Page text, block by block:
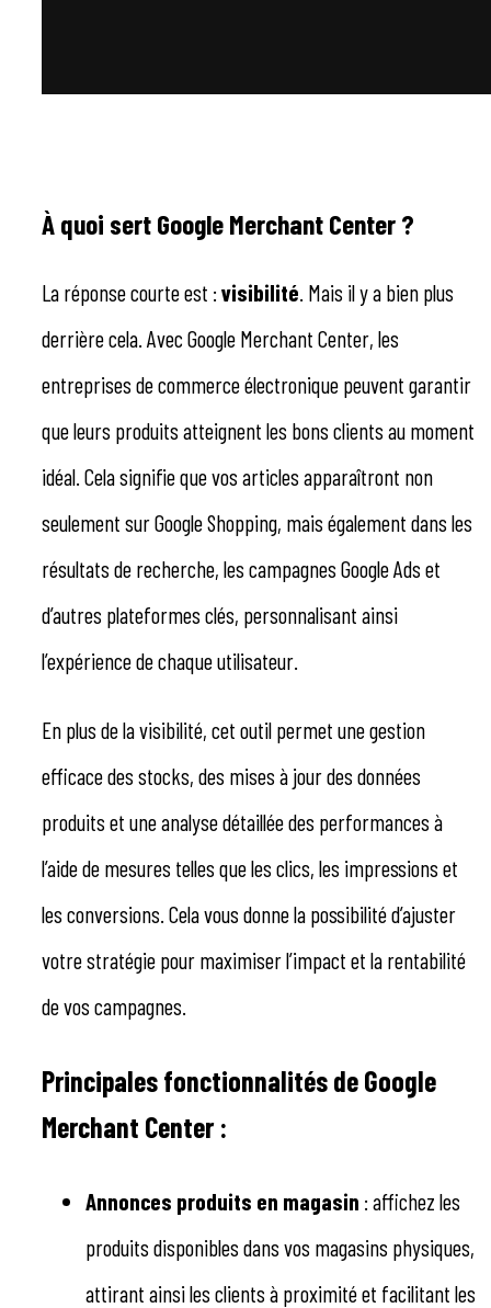
À quoi sert Google Merchant Center ?
La réponse courte est : visibilité . Mais il y a bien plus
derrière cela. Avec Google Merchant Center, les
entreprises de commerce électronique peuvent garantir
que leurs produits atteignent les bons clients au moment
idéal. Cela signifie que vos articles apparaîtront non
seulement sur Google Shopping, mais également dans les
résultats de recherche, les campagnes Google Ads et
d’autres plateformes clés, personnalisant ainsi
l’expérience de chaque utilisateur.
En plus de la visibilité, cet outil permet une gestion
efficace des stocks, des mises à jour des données
produits et une analyse détaillée des performances à
l’aide de mesures telles que les clics, les impressions et
les conversions. Cela vous donne la possibilité d’ajuster
votre stratégie pour maximiser l’impact et la rentabilité
de vos campagnes.
Principales fonctionnalités de Google
Merchant Center :
Annonces produits en magasin : affichez les
produits disponibles dans vos magasins physiques,
attirant ainsi les clients à proximité et facilitant les